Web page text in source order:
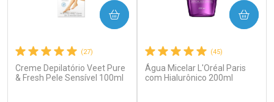
Ativar Desconto Ativar Desconto
(27)
Creme Depilatório Veet Pure
& Fresh Pele Sensível 100ml
COMPRAR
(45)
Água Micelar L'Oréal Paris
com Hialurônico 200ml
COMPRAR